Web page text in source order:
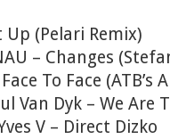
Up (Pelari Remix)
– Changes
To Face (ATB’s
Van Dyk – We Are
V – Direct Dizko